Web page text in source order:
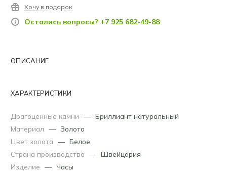
Хочу в подарок
Остались вопросы? +7 925 682-49-88
ОПИСАНИЕ
ХАРАКТЕРИСТИКИ
Драгоценные камни — Бриллиант натуральный
Материал — Золото
Цвет золота — Белое
Страна производства — Швейцария
Изделие — Часы